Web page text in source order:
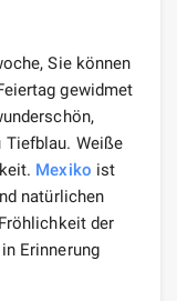
Sie können
gewidmet
Tiefblau. Weiße
Mexiko ist
natürlichen
der
Erinnerung